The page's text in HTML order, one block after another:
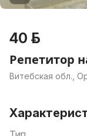
40 р.
Репетитор
Витебская обл.,